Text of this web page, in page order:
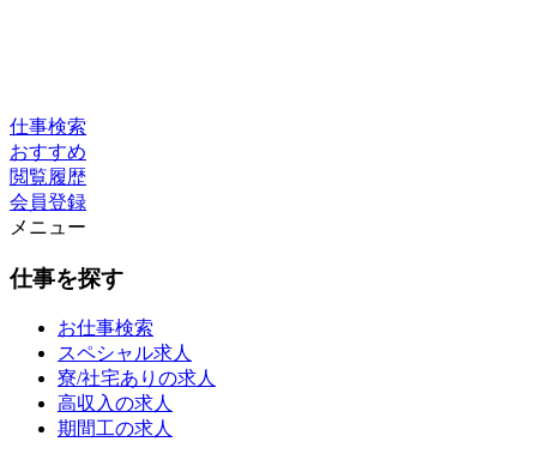
仕事検索
おすすめ
閲覧履歴
会員登録
メニュー
仕事を探す
お仕事検索
スペシャル求人
寮/社宅ありの求人
高収入の求人
期間工の求人